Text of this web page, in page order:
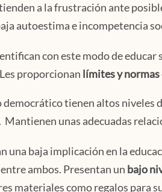
a la frustración ante
autoestima e incompetencia
con este modo de
proporcionan límites y
democrático tienen altos
unas adecuadas
una baja implicación en la
ambos. Presentan un bajo
materiales como regalos para